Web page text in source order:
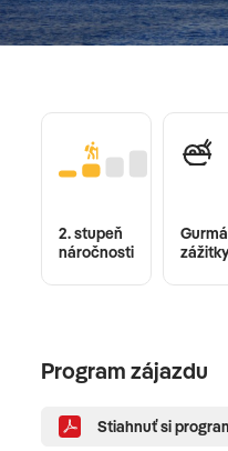
2. stupeň
náročnosti
zážitky
Program zájazdu
Stiahnuť si